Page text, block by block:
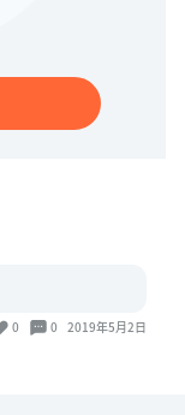
0 0 2019年5月2日